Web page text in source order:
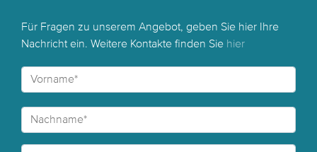
Für Fragen zu unserem Angebot, geben Sie hier Ihre
Nachricht ein. Weitere Kontakte finden Sie hier